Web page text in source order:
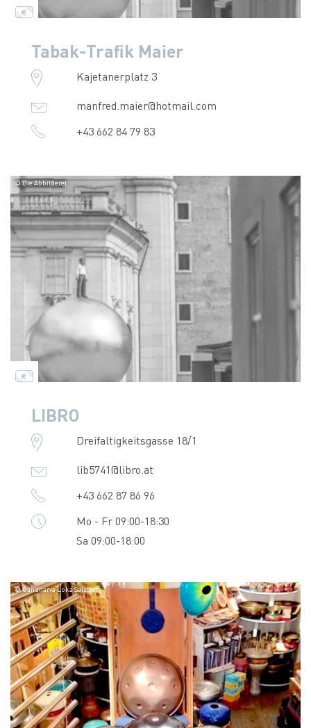
Tabak-Trafik Maier
Kajetanerplatz 3
manfred.maier@hotmail.com
+43 662 84 79 83
© Die Abbilderei
LIBRO
Dreifaltigkeitsgasse 18/1
lib5741@libro.at
+43 662 87 86 96
Mo - Fr 09:00-18:30
Sa 09:00-18:00
© Gandharva Loka Salzburg